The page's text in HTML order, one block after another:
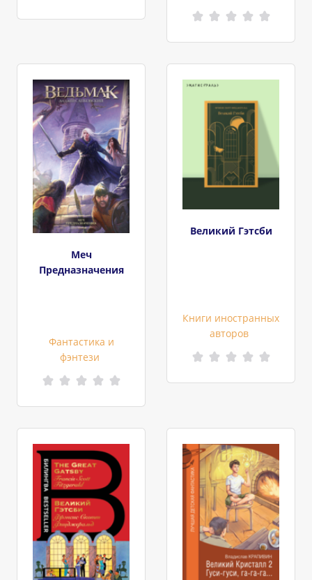
Меч
Предназначения
Фантастика и
фэнтези
Великий Гэтсби
Книги иностранных
авторов